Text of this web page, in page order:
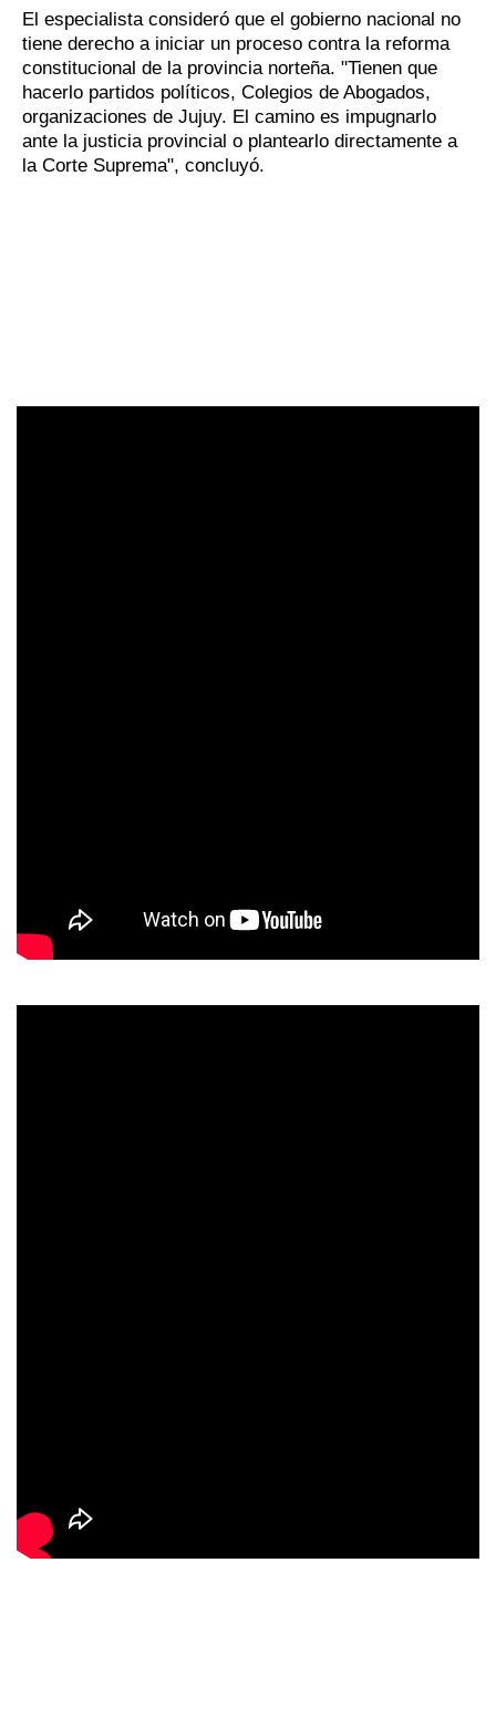
El especialista consideró que el gobierno nacional no
tiene derecho a iniciar un proceso contra la reforma
constitucional de la provincia norteña. "Tienen que
hacerlo partidos políticos, Colegios de Abogados,
organizaciones de Jujuy. El camino es impugnarlo
ante la justicia provincial o plantearlo directamente a
la Corte Suprema", concluyó.